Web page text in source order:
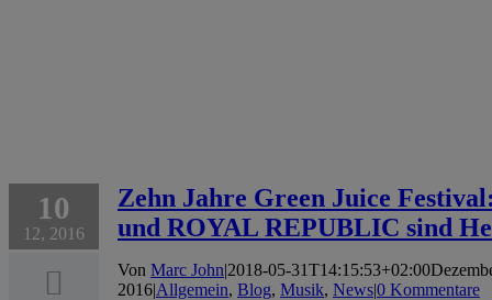
10
12, 2016
Zehn Jahre Green Juice
und ROYAL REPUBLIC sind
Von Marc John|2018-05-31T14:15:53+02:00
2016|Allgemein, Blog, Musik, News|0 Kommentare